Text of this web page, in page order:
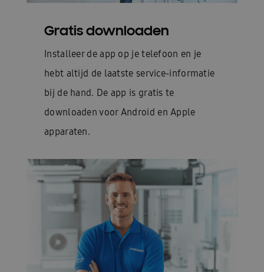
Gratis downloaden
Installeer de app op je telefoon en je
hebt altijd de laatste service-informatie
bij de hand. De app is gratis te
downloaden voor Android en Apple
apparaten.